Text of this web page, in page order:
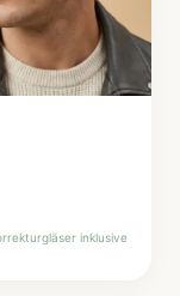
inklusive